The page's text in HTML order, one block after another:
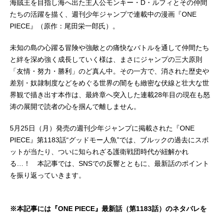
海賊王を目指し海へ出た主人公モンキー・D・ルフィとその仲間
たちの活躍を描く、週刊少年ジャンプで連載中の漫画『ONE
PIECE』（原作：尾田栄一郎氏）。
未知の島の心躍る冒険や強敵との痛快なバトルを通して仲間たち
と絆を深め強く成長していく様は、まさにジャンプの三大原則
「友情・努力・勝利」のど真ん中。その一方で、消された歴史や
差別・奴隷制度などをめぐる世界の闇をも緻密な伏線と壮大な世
界観で描き出す本作は、最終章へ突入した連載28年目の現在も怒
涛の展開で読者の心を掴んで離しません。
5月25日（月）発売の週刊少年ジャンプに掲載された『ONE
PIECE』第1183話“グッドモー人魚”では、ブルックの過去にスポ
ットが当たり、ついに知られざる護衛戦団時代が紐解かれ
る…！ 本記事では、SNSでの反響とともに、最新話のポイント
を振り返っていきます。
※本記事には『ONE PIECE』最新話（第1183話）のネタバレを